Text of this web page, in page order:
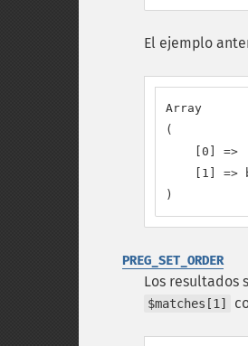
El ejemplo
Array
(
    [0] =>
[1] =>
)
PREG_SET_ORDER
Los resultados
$matches[1]